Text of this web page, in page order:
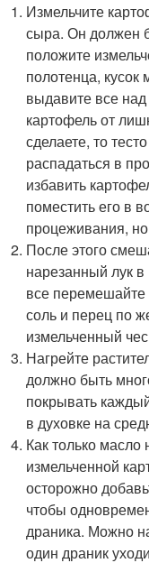
Измельчите
сыра. Он должен
положите
полотенца,
выдавите все
картофель от
сделаете, то
распадаться в
избавить
поместить его в
процеживания,
После этого
нарезанный лук
все перемешайте
соль и перец по
измельченный
Нагрейте
должно быть
покрывать
в духовке на
Как только масло
измельченной
осторожно
чтобы
драника. Можно
один драник